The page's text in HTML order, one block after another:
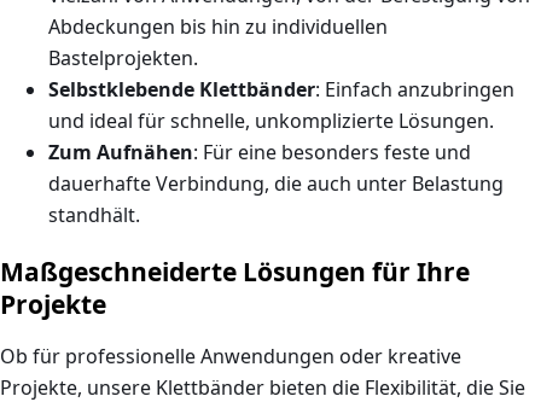
Abdeckungen bis hin zu individuellen
Bastelprojekten.
Selbstklebende Klettbänder: Einfach anzubringen
und ideal für schnelle, unkomplizierte Lösungen.
Zum Aufnähen: Für eine besonders feste und
dauerhafte Verbindung, die auch unter Belastung
standhält.
Maßgeschneiderte Lösungen für Ihre
Projekte
Ob für professionelle Anwendungen oder kreative
Projekte, unsere Klettbänder bieten die Flexibilität, die Sie